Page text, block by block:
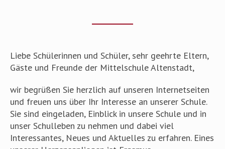
Liebe Schülerinnen und Schüler, sehr geehrte Eltern,
Gäste und Freunde der Mittelschule Altenstadt,
wir begrüßen Sie herzlich auf unseren Internetseiten
und freuen uns über Ihr Interesse an unserer Schule.
Sie sind eingeladen, Einblick in unsere Schule und in
unser Schulleben zu nehmen und dabei viel
Interessantes, Neues und Aktuelles zu erfahren. Eines